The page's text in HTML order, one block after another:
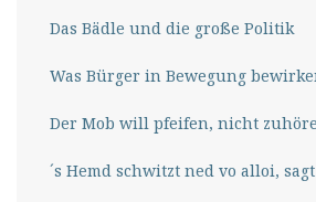
Das Bädle und die große Politik
Was Bürger in Bewegung
Der Mob will pfeifen, nicht
´s Hemd schwitzt ned vo alloi, sagt